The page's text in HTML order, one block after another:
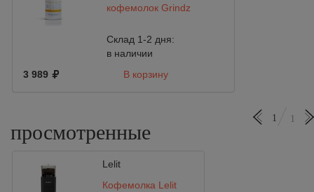
кофемолок Grindz
Склад 1-2 дня:
в наличии
3 989
В корзину
просмотренные
1 1
Lelit
Кофемолка Lelit